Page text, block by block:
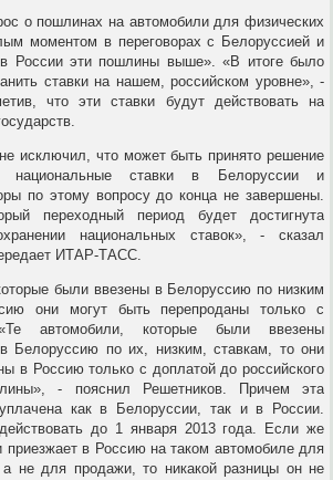
о пошлинах на автомобили для физических
моментом в переговорах с Белоруссией и
в России эти пошлины выше». «В итоге было
ставки на нашем, российском уровне», -
что эти ставки будут действовать на
исключил, что может быть принято решение
национальные ставки в Белоруссии и
по этому вопросу до конца не завершены.
переходный период будет достигнута
национальных ставок», - сказал
ИТАР-ТАСС.
были ввезены в Белоруссию по низким
они могут быть перепроданы только с
автомобили, которые были ввезены
Белоруссию по их, низким, ставкам, то они
в Россию только с доплатой до российского
- пояснил Решетников. Причем эта
как в Белоруссии, так и в России.
до 1 января 2013 года. Если же
приезжает в Россию на таком автомобиле для
а не для продажи, то никакой разницы он не